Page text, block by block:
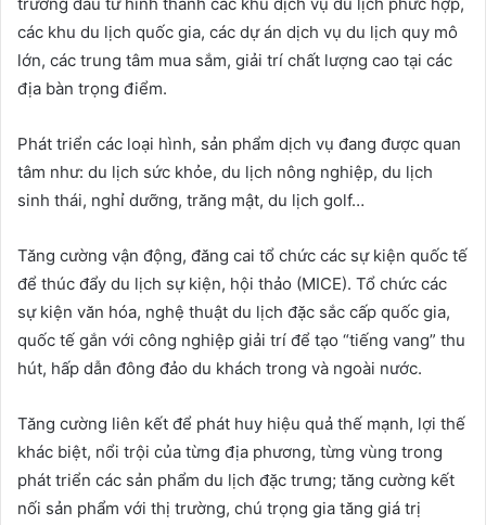
các khu du lịch quốc gia, các dự án dịch vụ du lịch quy mô
lớn, các trung tâm mua sắm, giải trí chất lượng cao tại các
địa bàn trọng điểm.
Phát triển các loại hình, sản phẩm dịch vụ đang được quan
tâm như: du lịch sức khỏe, du lịch nông nghiệp, du lịch
sinh thái, nghỉ dưỡng, trăng mật, du lịch golf…
Tăng cường vận động, đăng cai tổ chức các sự kiện quốc tế
để thúc đẩy du lịch sự kiện, hội thảo (MICE). Tổ chức các
sự kiện văn hóa, nghệ thuật du lịch đặc sắc cấp quốc gia,
quốc tế gắn với công nghiệp giải trí để tạo “tiếng vang” thu
hút, hấp dẫn đông đảo du khách trong và ngoài nước.
Tăng cường liên kết để phát huy hiệu quả thế mạnh, lợi thế
khác biệt, nổi trội của từng địa phương, từng vùng trong
phát triển các sản phẩm du lịch đặc trưng; tăng cường kết
nối sản phẩm với thị trường, chú trọng gia tăng giá trị